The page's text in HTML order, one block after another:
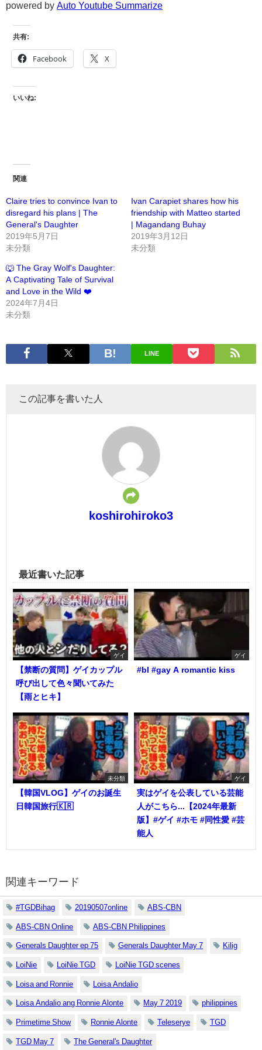
powered by Auto Youtube Summarize
共有:
Facebook X
いいね:
関連
Claire tries to convince Ivan to
disregard his plans | The
General's Daughter
2019年5月7日
未分類
Ivan Carapiet shares how his
friendship with Matteo started
| Magandang Buhay
2019年3月12日
未分類
🐺 The Gray Wolf's Daughter:
A Captivating Tale of Survival
and Love in the Wild ❤️
2024年7月4日
未分類
LINE
この記事を書いた人
koshirohiroko3
最近書いた記事
ゲイ
【禁断の質問】ゲイカップル
呼び出して色々聞いてみた
【雨とヒキ】
ゲイ
#bl #gay A romantic kiss
未分類
【韓国VLOG】ゲイのお誕生
日韓国旅行🇰🇷
ゲイ
実はゲイを公表している芸能
人がこちら...【2024年最新
版】#ゲイ #ホモ #同性愛 #芸
能人
関連キーワード
#TGDBihag 20190507online ABS-CBN
ABS-CBN Online ABS-CBN Philippines
Generals Daughter ep 75 Generals Daughter May 7 Kilig
LoiNie LoiNie TGD LoiNie TGD scenes
Loisa and Ronnie Loisa Andalio
Loisa Andalio ang Ronnie Alonte May 7 2019 philippines
Primetime Show Ronnie Alonte Teleserye TGD
TGD May 7 The General's Daughter